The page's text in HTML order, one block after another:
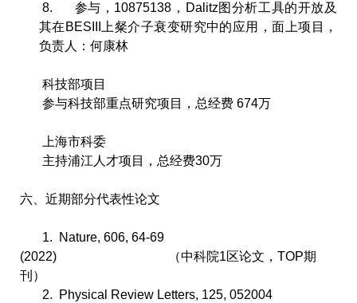
8.
参与， 10875138 ， Dalitz图分析工具的开放及
其在 BESIII
上粲介子衰变研究中的应用，面上项目，
负责人：何康林
科技部项目
参与科技部重点研究项目，总经费 674万
上海市科委
主持浦江人才项目，总经费30万
六、近期部分代表性论文
1.
Nature, 606, 64-69
(2022)
（中科院1区论文， TOP期
刊）
2.
Physical Review Letters, 125, 052004